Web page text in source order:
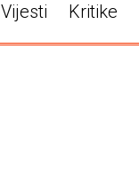
Vijesti Kritike